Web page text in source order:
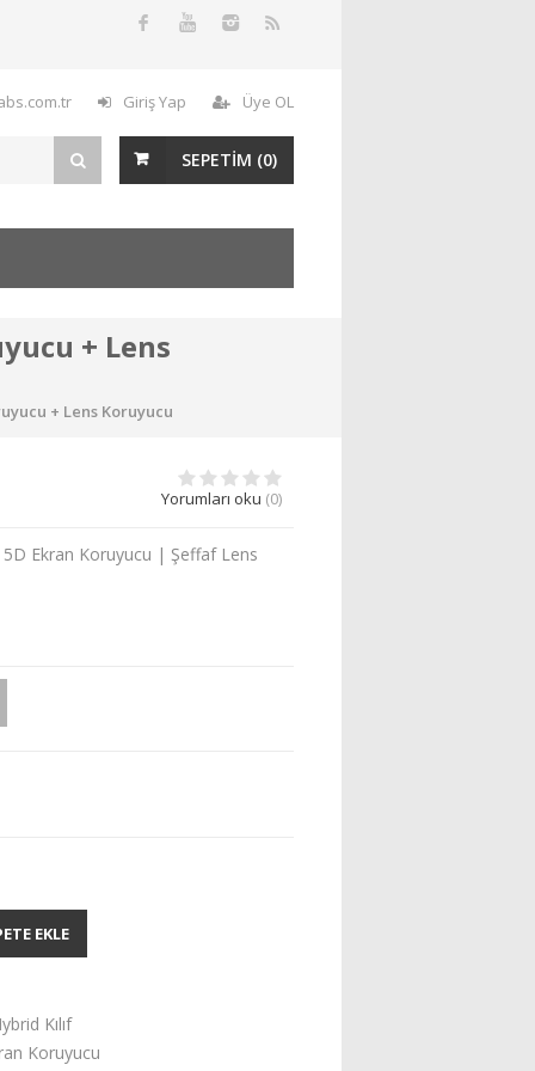
Giriş Yap Üye OL
SEPETİM (0)
+ Lens
+ Lens Koruyucu
Yorumları oku (0)
5D Ekran Koruyucu | Şeffaf Lens
EKLE
Kılıf
Koruyucu